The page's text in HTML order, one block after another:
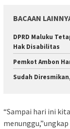
BACAAN
DPRD Maluku
Hak Disabilitas
Pemkot Ambon
Sudah
“Sampai hari ini